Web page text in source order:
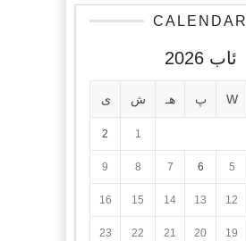
CALENDAR
ئاب 2026
W پ هـ ش ی
1
2
5
6
7
8
9
12
13
14
15
16
19
20
21
22
23